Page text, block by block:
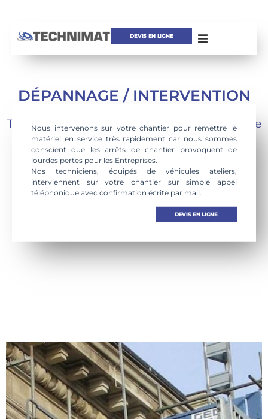
DEVIS EN LIGNE
DÉPANNAGE / INTERVENTION
TECHNIMAT spécialisée dans la maintenance
d’appareil de levage,
est en mesure de vous proposer de
nombreux services
Nous intervenons sur votre chantier pour remettre le
matériel en service très rapidement car nous sommes
conscient que les arrêts de chantier provoquent de
lourdes pertes pour les Entreprises.
Nos techniciens, équipés de véhicules ateliers,
interviennent sur votre chantier sur simple appel
téléphonique avec confirmation écrite par mail.
DEVIS EN LIGNE